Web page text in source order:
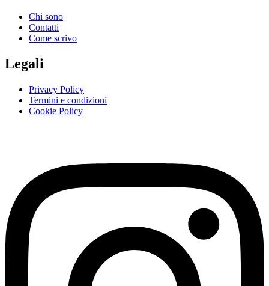
Chi sono
Contatti
Come scrivo
Legali
Privacy Policy
Termini e condizioni
Cookie Policy